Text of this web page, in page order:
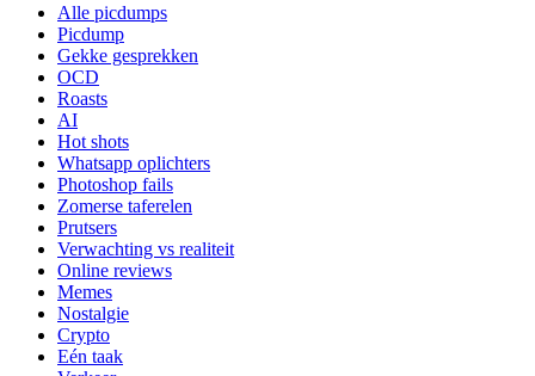
Alle picdumps
Picdump
Gekke gesprekken
OCD
Roasts
AI
Hot shots
Whatsapp oplichters
Photoshop fails
Zomerse taferelen
Prutsers
Verwachting vs realiteit
Online reviews
Memes
Nostalgie
Crypto
Eén taak